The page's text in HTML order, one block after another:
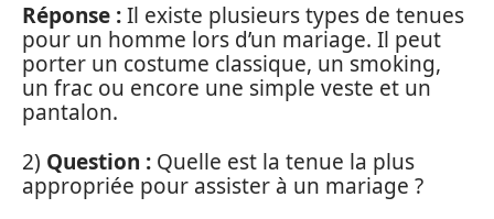
Réponse :Il existe plusieurs types de tenues
pour un homme lors d’un mariage. Il peut
porter un costume classique, un smoking,
un frac ou encore une simple veste et un
pantalon.
2) Question : Quelle est la tenue la plus
appropriée pour assister à un mariage ?